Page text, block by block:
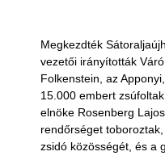
Megkezdték
vezetői irányították
Folkenstein, az
15.000 embert
elnöke Rosenberg
rendőrséget
zsidó közösségét, és a